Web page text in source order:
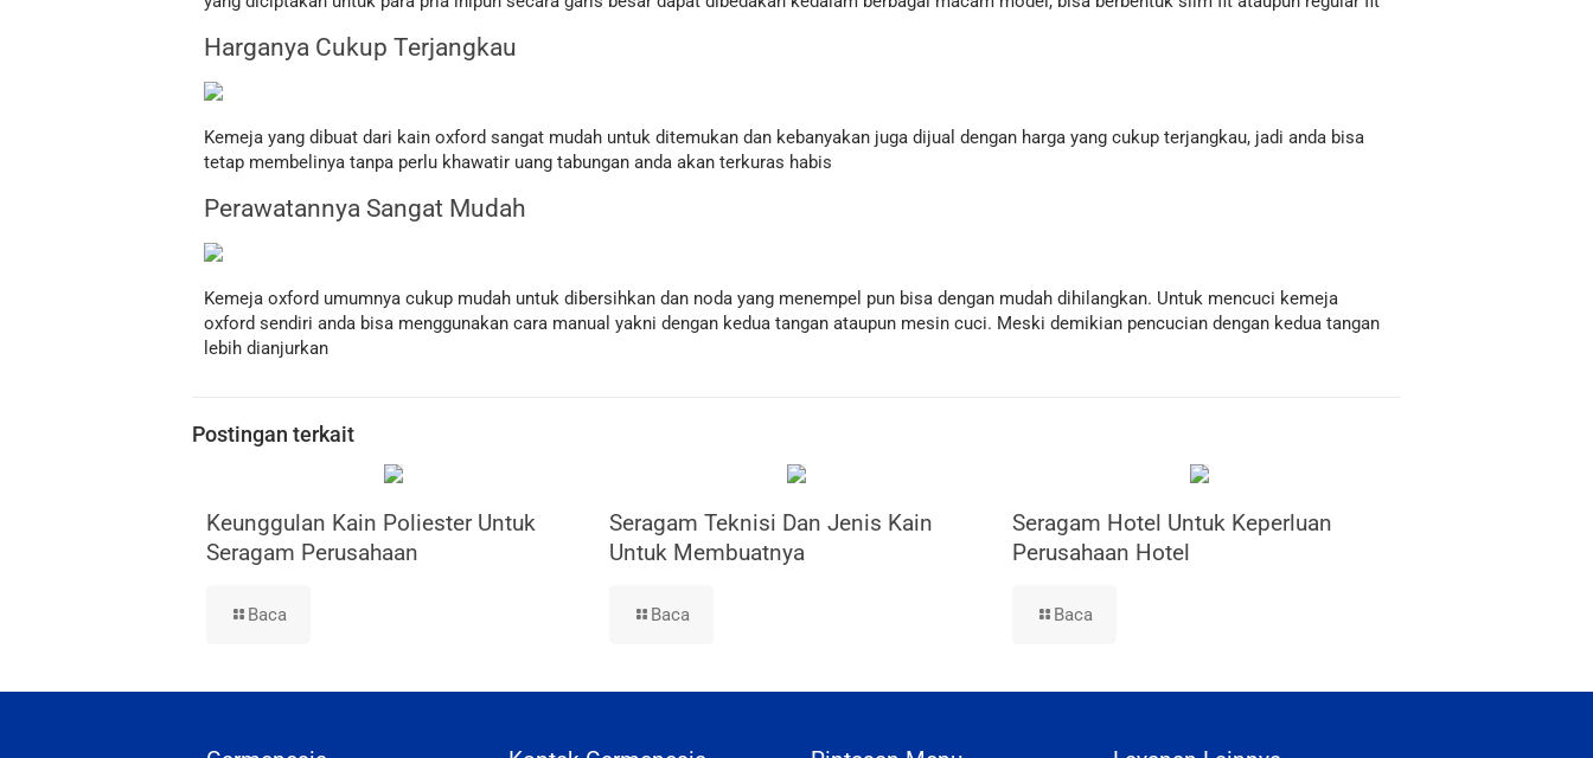
Harganya Cukup Terjangkau
Kemeja yang dibuat dari kain oxford sangat mudah untuk ditemukan dan kebanyakan juga dijual dengan harga yang cukup terjangkau, jadi anda bisa
tetap membelinya tanpa perlu khawatir uang tabungan anda akan terkuras habis
Perawatannya Sangat Mudah
Kemeja oxford umumnya cukup mudah untuk dibersihkan dan noda yang menempel pun bisa dengan mudah dihilangkan. Untuk mencuci kemeja
oxford sendiri anda bisa menggunakan cara manual yakni dengan kedua tangan ataupun mesin cuci. Meski demikian pencucian dengan kedua tangan
lebih dianjurkan
Postingan terkait
Keunggulan Kain Poliester Untuk
Seragam Perusahaan
Baca
Seragam Teknisi Dan Jenis Kain
Untuk Membuatnya
Baca
Seragam Hotel Untuk Keperluan
Perusahaan Hotel
Baca